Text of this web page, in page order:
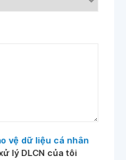
vệ dữ liệu cá nhân
lý DLCN của tôi